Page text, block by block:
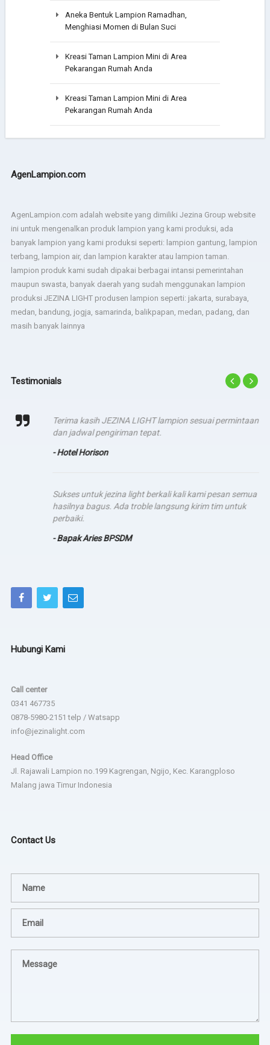
Aneka Bentuk Lampion Ramadhan,
Menghiasi Momen di Bulan Suci
Kreasi Taman Lampion Mini di Area
Pekarangan Rumah Anda
Kreasi Taman Lampion Mini di Area
Pekarangan Rumah Anda
AgenLampion.com
AgenLampion.com adalah website yang dimiliki Jezina Group website
ini untuk mengenalkan produk lampion yang kami produksi, ada
banyak lampion yang kami produksi seperti: lampion gantung, lampion
terbang, lampion air, dan lampion karakter atau lampion taman.
lampion produk kami sudah dipakai berbagai intansi pemerintahan
maupun swasta, banyak daerah yang sudah menggunakan lampion
produksi JEZINA LIGHT produsen lampion seperti: jakarta, surabaya,
medan, bandung, jogja, samarinda, balikpapan, medan, padang, dan
masih banyak lainnya
Testimonials
Terima kasih JEZINA LIGHT lampion sesuai permintaan
dan jadwal pengiriman tepat.
- Hotel Horison
Sukses untuk jezina light berkali kali kami pesan semua
hasilnya bagus. Ada troble langsung kirim tim untuk
perbaiki.
- Bapak Aries BPSDM
Hubungi Kami
Call center
0341 467735
0878-5980-2151 telp / Watsapp
info@jezinalight.com
Head Office
Jl. Rajawali Lampion no.199 Kagrengan, Ngijo, Kec. Karangploso
Malang jawa Timur Indonesia
Contact Us